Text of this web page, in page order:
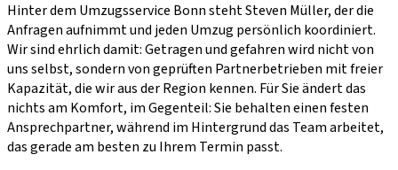
Hinter dem Umzugsservice Bonn steht Steven Müller, der die
Anfragen aufnimmt und jeden Umzug persönlich koordiniert.
Wir sind ehrlich damit: Getragen und gefahren wird nicht von
uns selbst, sondern von geprüften Partnerbetrieben mit freier
Kapazität, die wir aus der Region kennen. Für Sie ändert das
nichts am Komfort, im Gegenteil: Sie behalten einen festen
Ansprechpartner, während im Hintergrund das Team arbeitet,
das gerade am besten zu Ihrem Termin passt.